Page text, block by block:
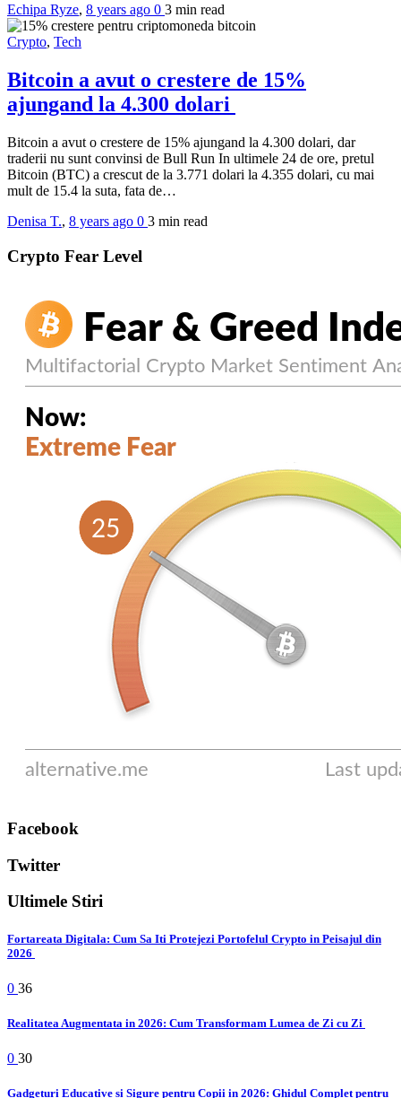
Echipa Ryze, 8 years ago 0 3 min read
Crypto, Tech
Bitcoin a avut o crestere de 15%
ajungand la 4.300 dolari
Bitcoin a avut o crestere de 15% ajungand la 4.300 dolari, dar
traderii nu sunt convinsi de Bull Run In ultimele 24 de ore, pretul
Bitcoin (BTC) a crescut de la 3.771 dolari la 4.355 dolari, cu mai
mult de 15.4 la suta, fata de…
Denisa T., 8 years ago 0 3 min read
Crypto Fear Level
Facebook
Twitter
Ultimele Stiri
Fortareata Digitala: Cum Sa Iti Protejezi Portofelul Crypto in Peisajul din
2026
0 36
Realitatea Augmentata in 2026: Cum Transformam Lumea de Zi cu Zi
0 30
Gadgeturi Educative si Sigure pentru Copii in 2026: Ghidul Complet pentru